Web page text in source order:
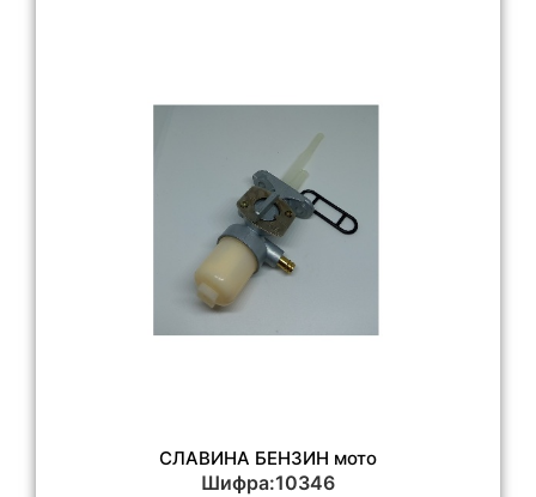
СЛАВИНА БЕНЗИН мото
Шифра:10346